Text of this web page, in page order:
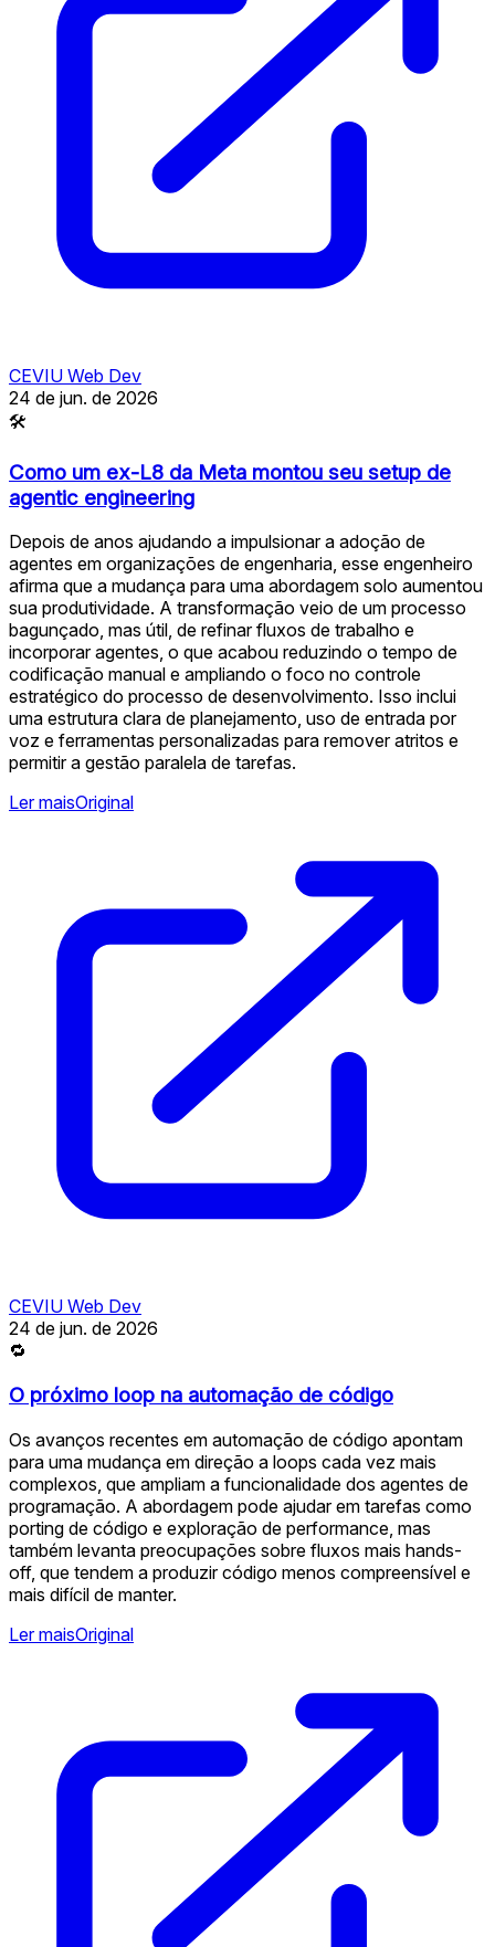
CEVIU Web Dev
24 de jun. de 2026
🛠
Como um ex-L8 da Meta montou seu setup de
agentic engineering
Depois de anos ajudando a impulsionar a adoção de
agentes em organizações de engenharia, esse engenheiro
afirma que a mudança para uma abordagem solo aumentou
sua produtividade. A transformação veio de um processo
bagunçado, mas útil, de refinar fluxos de trabalho e
incorporar agentes, o que acabou reduzindo o tempo de
codificação manual e ampliando o foco no controle
estratégico do processo de desenvolvimento. Isso inclui
uma estrutura clara de planejamento, uso de entrada por
voz e ferramentas personalizadas para remover atritos e
permitir a gestão paralela de tarefas.
Ler maisOriginal
CEVIU Web Dev
24 de jun. de 2026
🔁
O próximo loop na automação de código
Os avanços recentes em automação de código apontam
para uma mudança em direção a loops cada vez mais
complexos, que ampliam a funcionalidade dos agentes de
programação. A abordagem pode ajudar em tarefas como
porting de código e exploração de performance, mas
também levanta preocupações sobre fluxos mais hands-
off, que tendem a produzir código menos compreensível e
mais difícil de manter.
Ler maisOriginal